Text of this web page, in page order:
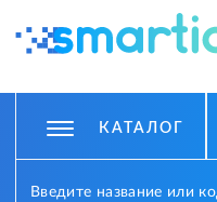
КАТАЛОГ